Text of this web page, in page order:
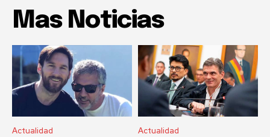
Mas Noticias
Actualidad Actualidad